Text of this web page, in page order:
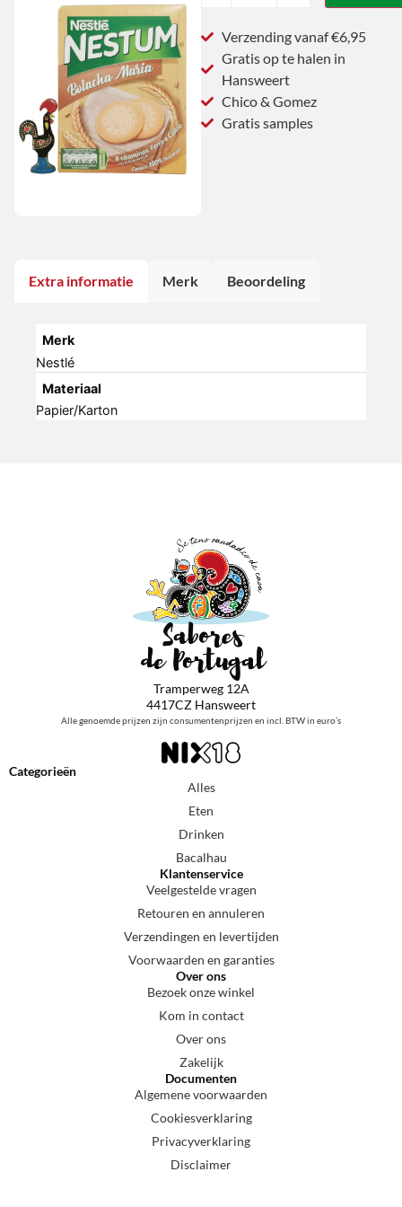
Verzending vanaf €6,95
Gratis op te halen in
Hansweert
Chico & Gomez
Gratis samples
Extra informatie Merk Beoordeling
Merk
Nestlé
Materiaal
Papier/Karton
Tramperweg 12A
4417CZ Hansweert
Alle genoemde prijzen zijn consumentenprijzen en incl. BTW in euro’s
Categorieën
Alles
Eten
Drinken
Bacalhau
Klantenservice
Veelgestelde vragen
Retouren en annuleren
Verzendingen en levertijden
Voorwaarden en garanties
Over ons
Bezoek onze winkel
Kom in contact
Over ons
Zakelijk
Documenten
Algemene voorwaarden
Cookiesverklaring
Privacyverklaring
Disclaimer